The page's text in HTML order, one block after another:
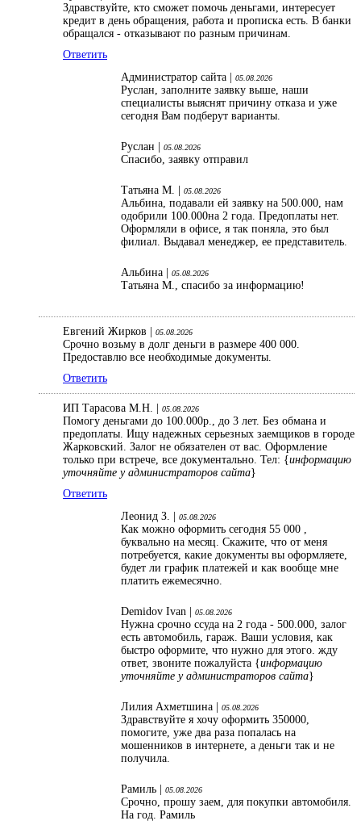
Здравствуйте, кто сможет помочь деньгами, интересует
кредит в день обращения, работа и прописка есть. В банки
обращался - отказывают по разным причинам.
Ответить
Администратор сайта |
05.08.2026
Руслан, заполните заявку выше, наши
специалисты выяснят причину отказа и уже
сегодня Вам подберут варианты.
Руслан | 05.08.2026
Спасибо, заявку отправил
Татьяна М. | 05.08.2026
Альбина, подавали ей заявку на 500.000, нам
одобрили 100.000на 2 года. Предоплаты нет.
Оформляли в офисе, я так поняла, это был
филиал. Выдавал менеджер, ее представитель.
Альбина | 05.08.2026
Татьяна М., спасибо за информацию!
Евгений Жирков | 05.08.2026
Срочно возьму в долг деньги в размере 400 000.
Предоставлю все необходимые документы.
Ответить
ИП Тарасова М.Н. | 05.08.2026
Помогу деньгами до 100.000р., до 3 лет. Без обмана и
предоплаты. Ищу надежных серьезных заемщиков в городе
Жарковский. Залог не обязателен от вас. Оформление
только при встрече, все документально. Тел: {информацию
уточняйте у администраторов сайта}
Ответить
Леонид З. |
05.08.2026
Как можно оформить сегодня 55 000 ,
буквально на месяц. Скажите, что от меня
потребуется, какие документы вы оформляете,
будет ли график платежей и как вообще мне
платить ежемесячно.
Demidov Ivan | 05.08.2026
Нужна срочно ссуда на 2 года - 500.000, залог
есть автомобиль, гараж. Ваши условия, как
быстро оформите, что нужно для этого. жду
ответ, звоните пожалуйста {информацию
уточняйте у администраторов сайта}
Лилия Ахметшина | 05.08.2026
Здравствуйте я хочу оформить 350000,
помогите, уже два раза попалась на
мошенников в интернете, а деньги так и не
получила.
Рамиль | 05.08.2026
Срочно, прошу заем, для покупки автомобиля.
На год. Рамиль